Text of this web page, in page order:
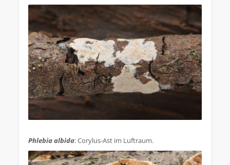
Phlebia albida: Corylus-Ast im Luftraum.